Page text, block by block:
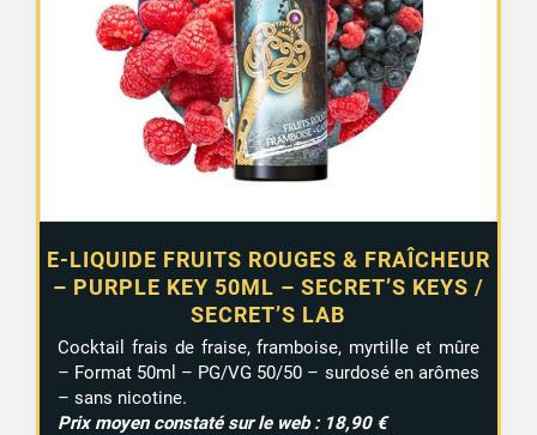
E-LIQUIDE FRUITS ROUGES & FRAÎCHEUR
– PURPLE KEY 50ML – SECRET’S KEYS /
SECRET’S LAB
Cocktail frais de fraise, framboise, myrtille et mûre
– Format 50ml – PG/VG 50/50 – surdosé en arômes
– sans nicotine.
Prix moyen constaté sur le web : 18,90 €